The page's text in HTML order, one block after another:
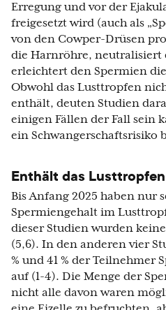
Erregung und vor der
freigesetzt wird (auch als
von den Cowper-Drüsen
die Harnröhre, neutralisiert
erleichtert den Spermien
Obwohl das Lusttropfen
enthält, deuten Studien
einigen Fällen der Fall sein
ein Schwangerschaftsrisiko
Enthält das
Bis Anfang 2025 haben nur
Spermiengehalt im
dieser Studien wurden
(5,6). In den anderen vier
% und 41 % der
auf (1-4). Die Menge der
nicht alle davon waren